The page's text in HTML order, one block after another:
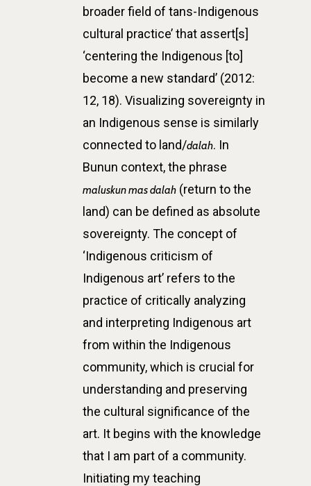
broader field of tans-Indigenous
cultural practice’ that assert[s]
‘centering the Indigenous [to]
become a new standard’ (2012:
12, 18). Visualizing sovereignty in
an Indigenous sense is similarly
connected to land/dalah. In
Bunun context, the phrase
maluskun mas dalah (return to the
land) can be defined as absolute
sovereignty. The concept of
‘Indigenous criticism of
Indigenous art’ refers to the
practice of critically analyzing
and interpreting Indigenous art
from within the Indigenous
community, which is crucial for
understanding and preserving
the cultural significance of the
art. It begins with the knowledge
that I am part of a community.
Initiating my teaching